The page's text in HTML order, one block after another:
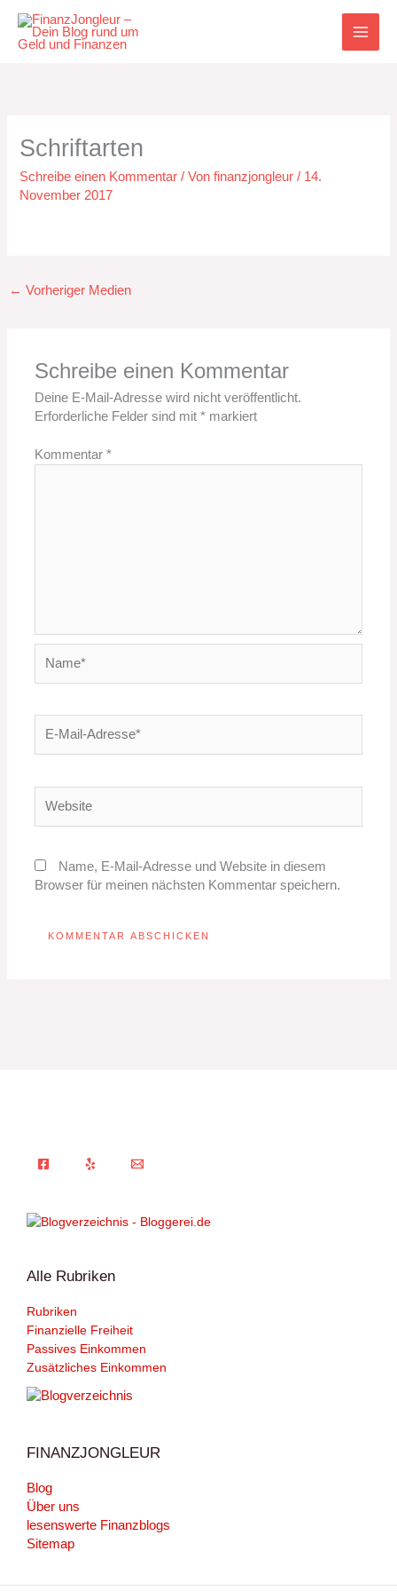
Inhalt
springen
Schriftarten
Schreibe einen Kommentar / Vonfinanzjongleur/ 14.
November 2017
← Vorheriger Medien
Schreibe einen Kommentar
Deine E-Mail-Adresse wird nicht veröffentlicht.
Erforderliche Felder sind mit* markiert
Kommentar*
Mail-
Name, E-Mail-Adresse und Website in diesem
Browser für meinen nächsten Kommentar speichern.
Alle Rubriken
Rubriken
Finanzielle Freiheit
Passives Einkommen
Zusätzliches Einkommen
FINANZJONGLEUR
Blog
Über uns
lesenswerte Finanzblogs
Sitemap